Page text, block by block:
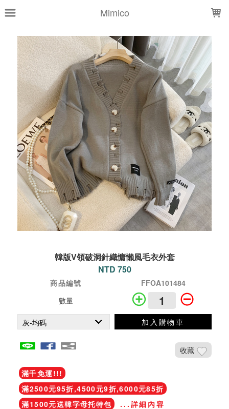
Mimico
韓版V領破洞針織慵懶風毛衣外套
NTD 750
商品編號
FFOA101484
數量
加入購物車
收藏
滿千免運!!!
滿2500元95折,4500元9折,6000元85折
滿1500元送韓字母托特包
...詳細內容